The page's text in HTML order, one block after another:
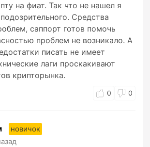
на фиат. Так что не нашел я
Средства
саппорт готов помочь
проблем не возникало. А
писать не имеет
лаги проскакивают
крипторынка.
0 0
новичок